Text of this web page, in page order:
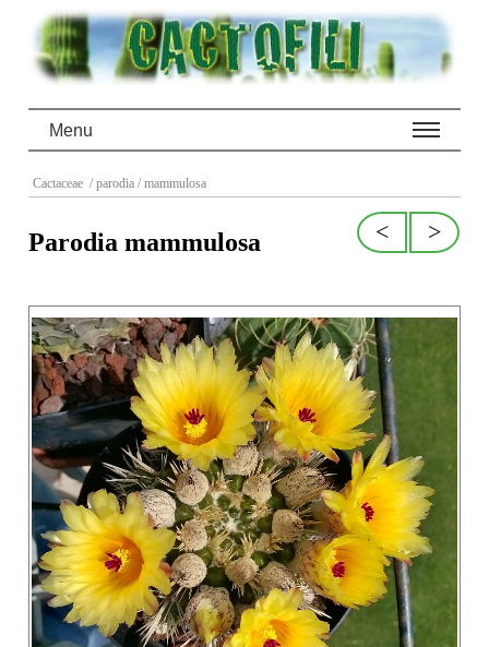
Menu
Cactaceae / parodia / mammulosa
>
<
Parodia mammulosa